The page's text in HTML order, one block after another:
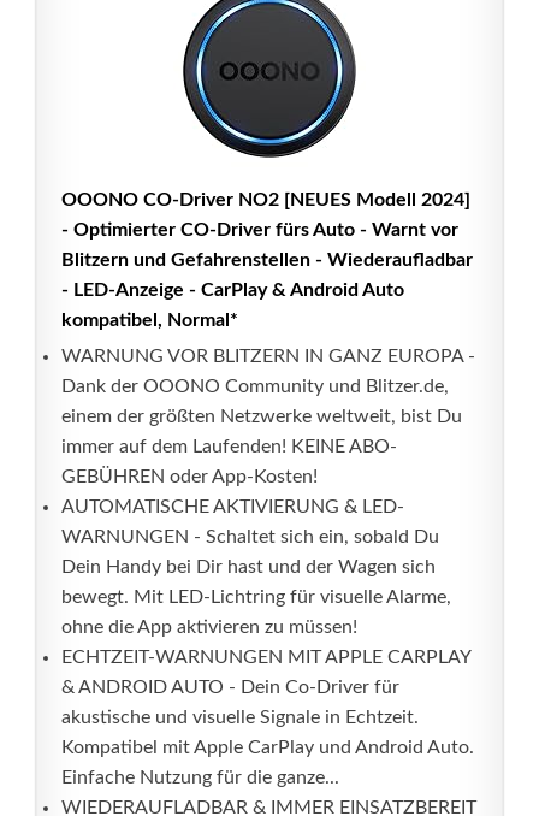
OOONO CO-Driver NO2 [NEUES Modell 2024]
- Optimierter CO-Driver fürs Auto - Warnt vor
Blitzern und Gefahrenstellen - Wiederaufladbar
- LED-Anzeige - CarPlay & Android Auto
kompatibel, Normal*
WARNUNG VOR BLITZERN IN GANZ EUROPA -
Dank der OOONO Community und Blitzer.de,
einem der größten Netzwerke weltweit, bist Du
immer auf dem Laufenden! KEINE ABO-
GEBÜHREN oder App-Kosten!
AUTOMATISCHE AKTIVIERUNG & LED-
WARNUNGEN - Schaltet sich ein, sobald Du
Dein Handy bei Dir hast und der Wagen sich
bewegt. Mit LED-Lichtring für visuelle Alarme,
ohne die App aktivieren zu müssen!
ECHTZEIT-WARNUNGEN MIT APPLE CARPLAY
& ANDROID AUTO - Dein Co-Driver für
akustische und visuelle Signale in Echtzeit.
Kompatibel mit Apple CarPlay und Android Auto.
Einfache Nutzung für die ganze...
WIEDERAUFLADBAR & IMMER EINSATZBEREIT